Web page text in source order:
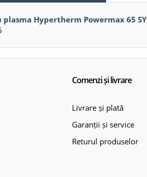
Hypertherm Powermax 65
Comenzi și livrare
Livrare și plată
Garanții și service
Returul produselor